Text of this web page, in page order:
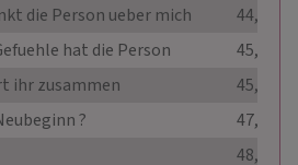
die Person ueber mich
44,00 €
hat die Person
45,00 €
ihr zusammen
45,00 €
?
47,00 €
48,00 €